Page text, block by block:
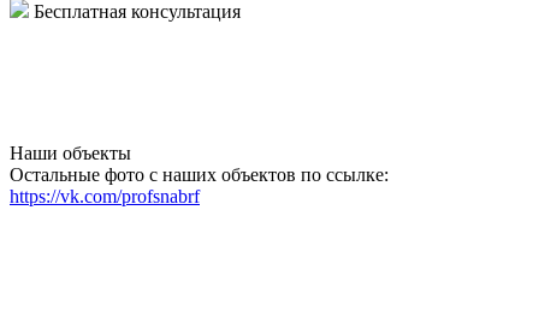
Бесплатная консультация
Наши объекты
Остальные фото с наших объектов по ссылке:
https://vk.com/profsnabrf